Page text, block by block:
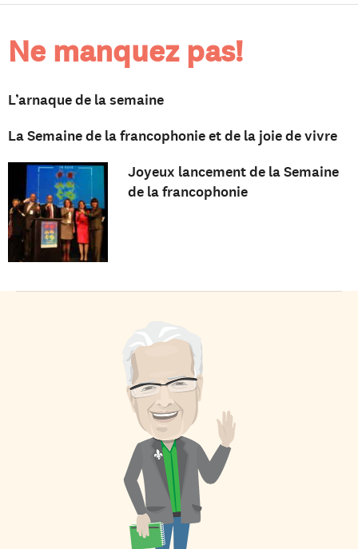
Ne manquez pas!
L’arnaque de la semaine
La Semaine de la francophonie et de la joie de vivre
Joyeux lancement de la Semaine
de la francophonie